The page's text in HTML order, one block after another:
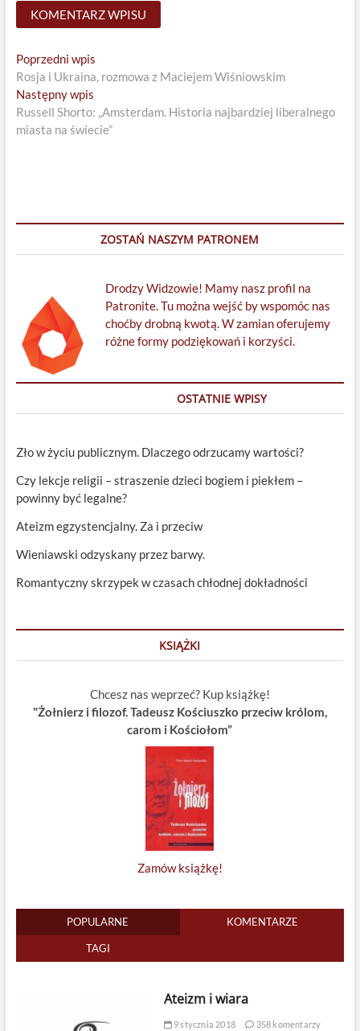
Nawigacja
wpisu
Poprzedni wpisPrevious
post:
Rosja i Ukraina, rozmowa z Maciejem Wiśniowskim
Następny wpisNext
post:
Russell Shorto: „Amsterdam. Historia najbardziej liberalnego
miasta na świecie”
ZOSTAŃ NASZYM PATRONEM
Drodzy Widzowie! Mamy nasz profil na
Patronite. Tu można wejść by wspomóc nas
choćby drobną kwotą. W zamian oferujemy
różne formy podziękowań i korzyści.
OSTATNIE WPISY
Zło w życiu publicznym. Dlaczego odrzucamy wartości?
Czy lekcje religii – straszenie dzieci bogiem i piekłem –
powinny być legalne?
Ateizm egzystencjalny. Za i przeciw
Wieniawski odzyskany przez barwy.
Romantyczny skrzypek w czasach chłodnej dokładności
KSIĄŻKI
Chcesz nas weprzeć? Kup książkę!
"Żołnierz i filozof. Tadeusz Kościuszko przeciw królom,
carom i Kościołom”
Zamów książkę!
POPULARNE KOMENTARZE
TAGI
Ateizm i wiara
9 stycznia 2018 358 komentarzy